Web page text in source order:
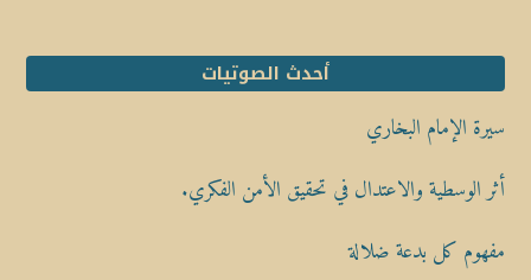
أحدث الصوتيات
سيرة الإمام البخاري
أثر الوسطية والاعتدال في تحقيق الأمن الفكري.
مفهوم كل بدعة ضلالة